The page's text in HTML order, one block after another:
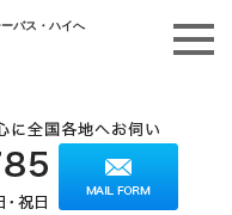
バス・ハイへ